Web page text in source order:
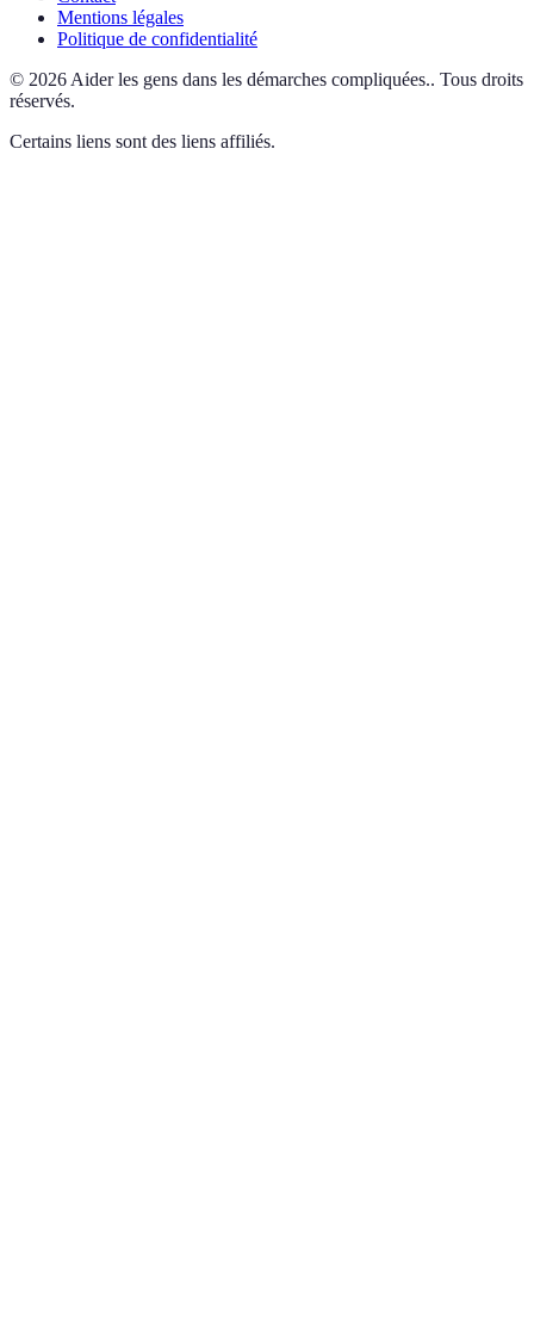
Mentions légales
Politique de confidentialité
© 2026 Aider les gens dans les démarches compliquées.. Tous droits
réservés.
Certains liens sont des liens affiliés.